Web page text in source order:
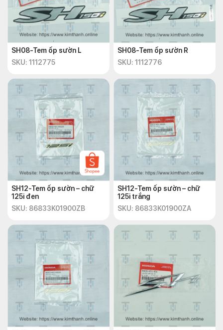
SH08-Tem ốp sườn L
SKU: 1112775
SH08-Tem ốp sườn R
SKU: 1112776
SH12-Tem ốp sườn – chữ
125i đen
SKU: 86833K01900ZB
SH12-Tem ốp sườn – chữ
125i trắng
SKU: 86833K01900ZA